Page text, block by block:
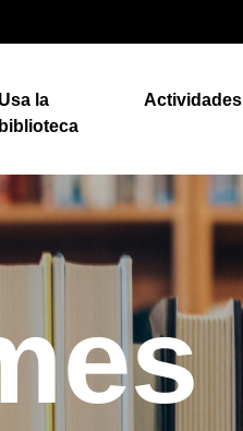
Usa la
biblioteca
Actividades